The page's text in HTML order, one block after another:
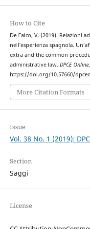
How to Cite
De Falco, V. (2019). Relazioni
nell’esperienza spagnola.
extra and the common
administrative law. DPCE Online,
https://doi.org/10.57660/
More Citation Formats
Issue
Vol. 38 No. 1 (2019):
Section
Saggi
License